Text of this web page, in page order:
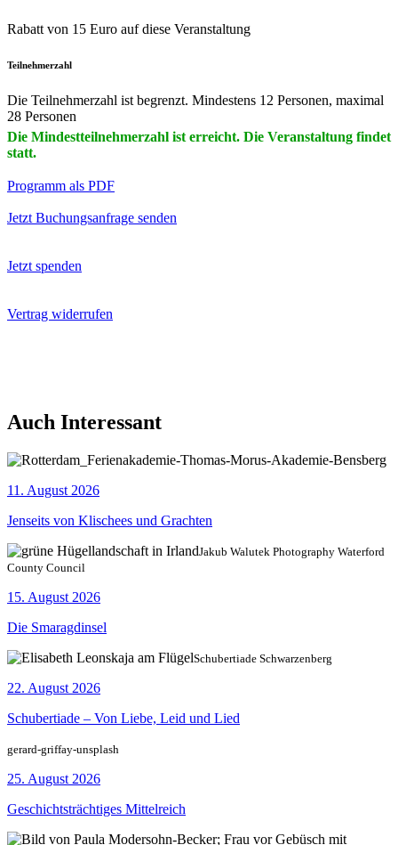
Rabatt von 15 Euro auf diese Veranstaltung
Teilnehmerzahl
Die Teilnehmerzahl ist begrenzt. Mindestens 12 Personen, maximal
28 Personen
Die Mindestteilnehmerzahl ist erreicht. Die Veranstaltung findet
statt.
Programm als PDF
Jetzt Buchungsanfrage senden
Jetzt spenden
Vertrag widerrufen
Auch Interessant
11. August 2026
Jenseits von Klischees und Grachten
Jakub Walutek Photography Waterford
County Council
15. August 2026
Die Smaragdinsel
Schubertiade Schwarzenberg
22. August 2026
Schubertiade – Von Liebe, Leid und Lied
gerard-griffay-unsplash
25. August 2026
Geschichtsträchtiges Mittelreich